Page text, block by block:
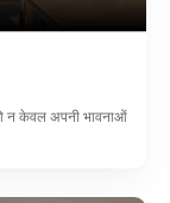
न केवल अपनी भावनाओं